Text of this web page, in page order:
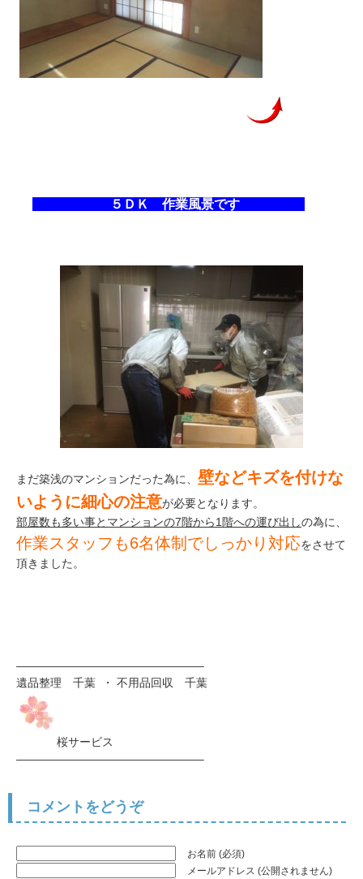
５ＤＫ 作業風景です
まだ築浅のマンションだった為に、 壁などキズを付けな
いように細心の注意が必要となります。
部屋数も多い事とマンションの7階から1階への運び出しの為に、
作業スタッフも6名体制でしっかり対応をさせて
頂きました。
————————————————–
遺品整理 千葉 ・ 不用品回収 千葉
桜サービス
————————————————–
コメントをどうぞ
お名前 (必須)
メールアドレス (公開されません)